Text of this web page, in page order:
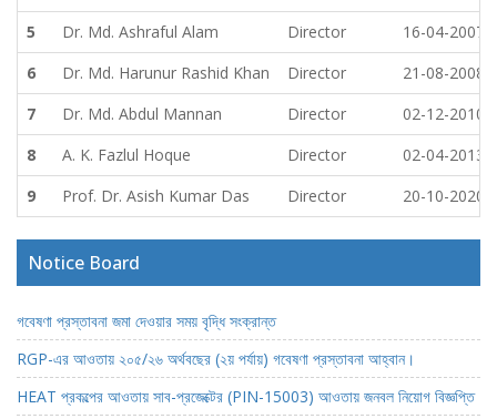
5
Dr. Md. Ashraful Alam Director
16-04-2007
6
Dr. Md. Harunur Rashid Khan Director
21-08-2008
7
Dr. Md. Abdul Mannan Director
02-12-2010
8
A. K. Fazlul Hoque Director
02-04-2013
9
Prof. Dr. Asish Kumar Das Director 20-10-2020
Notice Board
গবেষণা প্রস্তাবনা জমা দেওয়ার সময় বৃদ্ধি সংক্রান্ত
RGP-এর আওতায় ২০৫/২৬ অর্থবছের (২য় পর্যায়) গবেষণা প্রস্তাবনা আহ্বান।
HEAT প্রকল্পের আওতায় সাব-প্রজেক্টের (PIN-15003) আওতায় জনবল নিয়োগ বিজ্ঞপ্তি